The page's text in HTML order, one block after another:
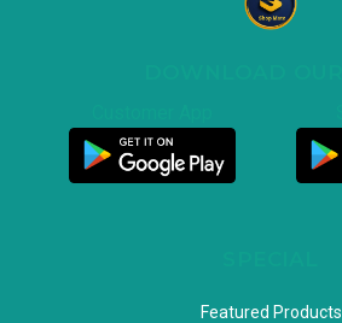
Featured Products